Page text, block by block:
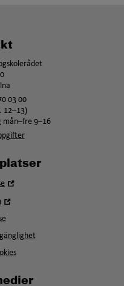
03 00
12–13)
mån–fre 9–16
fönster